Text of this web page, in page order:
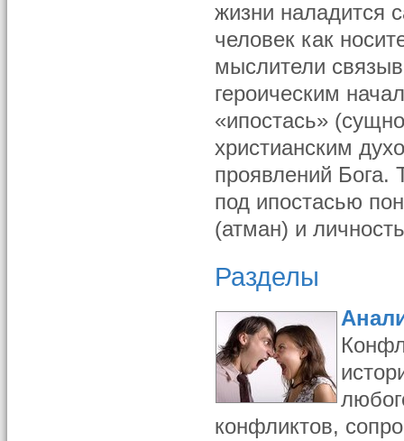
жизни наладится
человек как
мыслители
героическим
«ипостась»
христианским
проявлений
под ипостасью
(атман) и
Разделы
конфликтов,